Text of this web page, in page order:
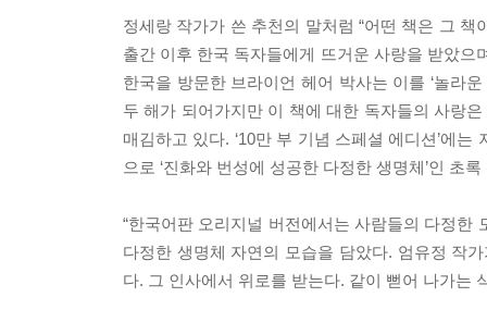
정세랑 작가가 쓴 추천의 말처럼 “어떤 책은 그
출간 이후 한국 독자들에게 뜨거운 사랑을 받았
한국을 방문한 브라이언 헤어 박사는 이를 ‘놀라
두 해가 되어가지만 이 책에 대한 독자들의 사랑
매김하고 있다. ‘10만 부 기념 스페셜 에디션’에
으로 ‘진화와 번성에 성공한 다정한 생명체’인 초
“한국어판 오리지널 버전에서는 사람들의 다정
다정한 생명체 자연의 모습을 담았다. 엄유정 작
다. 그 인사에서 위로를 받는다. 같이 뻗어 나가는